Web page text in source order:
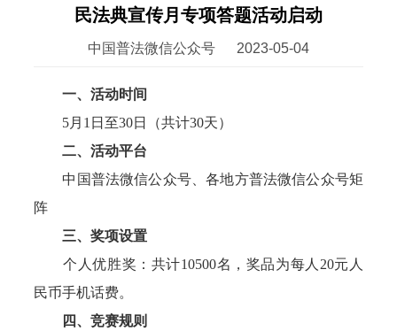
民法典宣传月专项答题活动启动
中国普法微信公众号 2023-05-04
一、活动时间
5月1日至30日（共计30天）
二、活动平台
中国普法微信公众号、各地方普法微信公众号矩
阵
三、奖项设置
个人优胜奖：共计10500名，奖品为每人20元人
民币手机话费。
四、竞赛规则